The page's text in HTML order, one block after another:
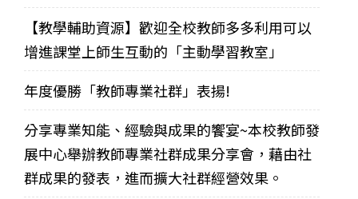
【教學輔助資源】歡迎全校教師多多利用可以
增進課堂上師生互動的「主動學習教室」
年度優勝「教師專業社群」表揚!
分享專業知能、經驗與成果的饗宴~本校教師發
展中心舉辦教師專業社群成果分享會，藉由社
群成果的發表，進而擴大社群經營效果。